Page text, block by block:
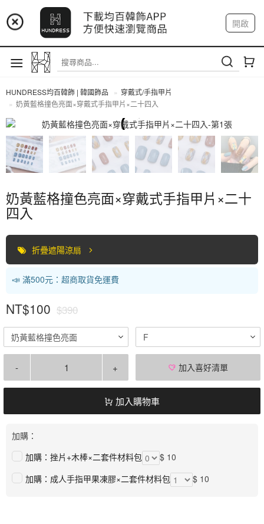
📢 市集預告：9/4-9/6 淡水捷運站
📢 市集預告：9/12-9/13 八里海巡基地
📢 市集預告：8/22-8/23 桃園青埔置地廣場
開啟
註冊 我的帳戶
HUNDRESS均百韓飾 | 韓國飾品
穿戴式/手指甲片
奶黃藍格撞色亮面×穿戴式手指甲片×二十四入
穿戴式/手指甲片
奶黃藍格撞色亮面×穿戴式手指甲片×二十
四入
折疊遮陽涼扇
📣 滿500元：超商取貨免運費
NT$100 $390
奶黃藍格撞色亮面 F
- + 加入喜好清單
加入購物車
加購：
加購：挫片+木棒×二套件材料包
$ 10
加購：成人手指甲果凍膠×二套件材料包
$ 10